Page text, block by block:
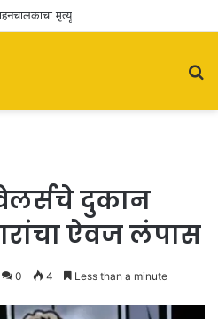
मृत्यू
दुकान
ऐवज लंपास
0 4 Less than a minute